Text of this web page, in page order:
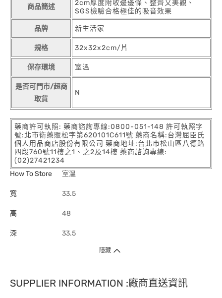
商品簡述
2cm厚度附收邊邊條、整齊又美觀、
SGS檢驗合格極佳的吸音效果
品牌 新生活家
規格 32x32x2cm/片
保存環境 室溫
是否可門市/超商
取貨
N
藥商許可執照: 藥商諮詢專線:0800-051-148 許可執照字
號:北市衛藥販松字第620101C611號 藥商名稱:台灣屈臣氏
個人用品商店股份有限公司 藥商地址:台北市松山區八德路
四段760號11樓之1、之2及14樓 藥商諮詢專線:
(02)27421234
How To Store
室溫
寬 33.5
高 48
深 33.5
隱藏
SUPPLIER INFORMATION :廠商直送資訊